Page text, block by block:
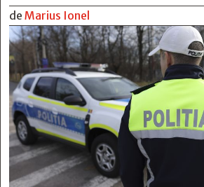
de Marius Ionel